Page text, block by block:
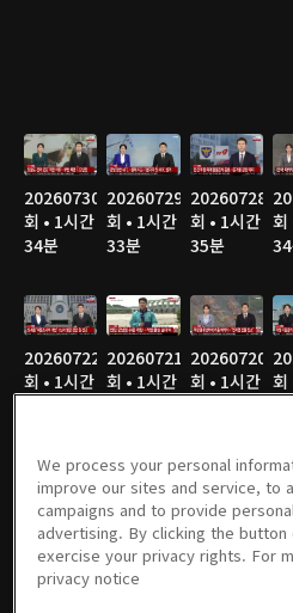
20260730
회 • 1시간
34분
20260729
회 • 1시간
33분
20260728
회 • 1시간
35분
회
20260722
회 • 1시간
20260721
회 • 1시간
20260720
회 • 1시간 회
20260713
회 • 1시간
36분
20260710
회 • 1시간
37분
20260709
회 • 1시간
37분
회
We process your personal
improve our sites and service, to
campaigns and to provide
advertising. By clicking the button
exercise your privacy rights. For
privacy notice